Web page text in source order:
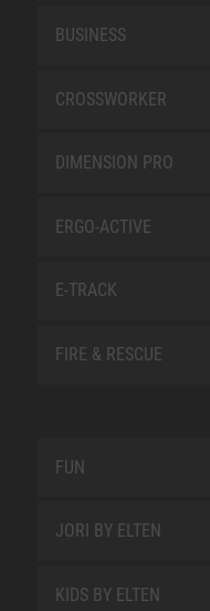
BUSINESS
CROSSWORKER
DIMENSION PRO
ERGO-ACTIVE
E-TRACK
FIRE & RESCUE
FUN
JORI BY ELTEN
KIDS BY ELTEN